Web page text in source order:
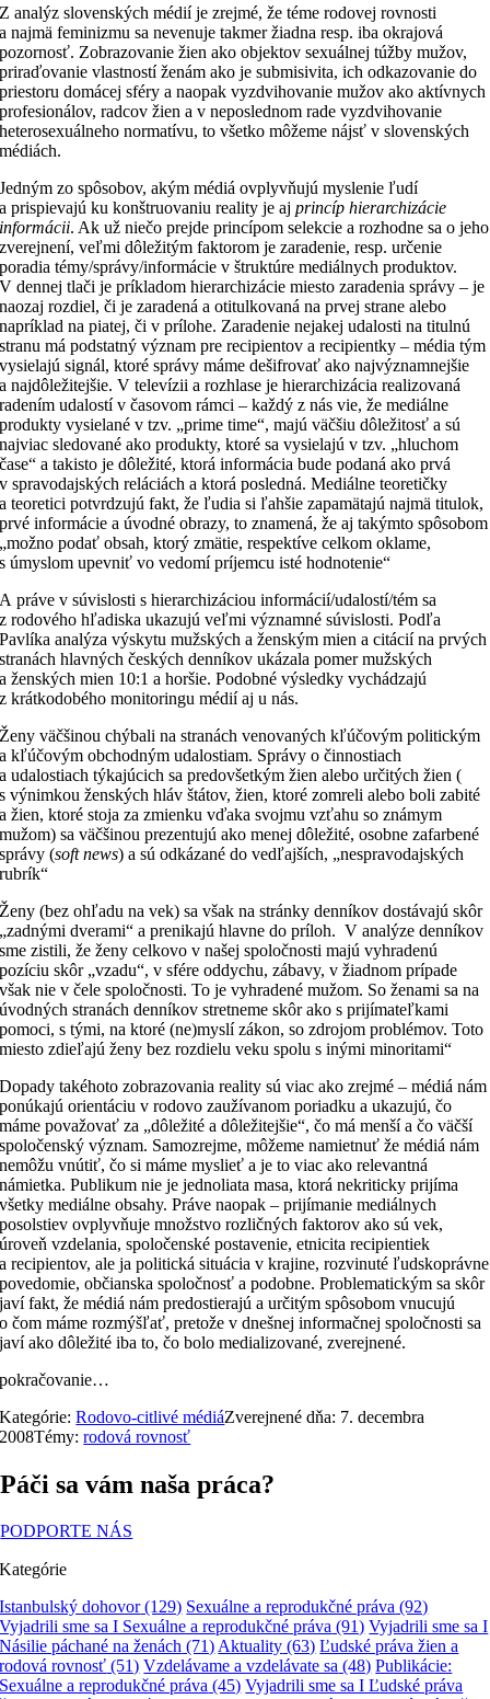
Z analýz slovenských médií je zrejmé, že téme rodovej rovnosti
a najmä feminizmu sa nevenuje takmer žiadna resp. iba okrajová
pozornosť. Zobrazovanie žien ako objektov sexuálnej túžby mužov,
priraďovanie vlastností ženám ako je submisivita, ich odkazovanie do
priestoru domácej sféry a naopak vyzdvihovanie mužov ako aktívnych
profesionálov, radcov žien a v neposlednom rade vyzdvihovanie
heterosexuálneho normatívu, to všetko môžeme nájsť v slovenských
médiách.
Jedným zo spôsobov, akým médiá ovplyvňujú myslenie ľudí
a prispievajú ku konštruovaniu reality je ajprincíp hierarchizácie
informácii. Ak už niečo prejde princípom selekcie a rozhodne sa o jeho
zverejnení, veľmi dôležitým faktorom je zaradenie, resp. určenie
poradia témy/správy/informácie v štruktúre mediálnych produktov.
V dennej tlači je príkladom hierarchizácie miesto zaradenia správy – je
naozaj rozdiel, či je zaradená a otitulkovaná na prvej strane alebo
napríklad na piatej, či v prílohe. Zaradenie nejakej udalosti na titulnú
stranu má podstatný význam pre recipientov a recipientky – média tým
vysielajú signál, ktoré správy máme dešifrovať ako najvýznamnejšie
a najdôležitejšie. V televízii a rozhlase je hierarchizácia realizovaná
radením udalostí v časovom rámci – každý z nás vie, že mediálne
produkty vysielané v tzv. „prime time“, majú väčšiu dôležitosť a sú
najviac sledované ako produkty, ktoré sa vysielajú v tzv. „hluchom
čase“ a takisto je dôležité, ktorá informácia bude podaná ako prvá
v spravodajských reláciách a ktorá posledná. Mediálne teoretičky
a teoretici potvrdzujú fakt, že ľudia si ľahšie zapamätajú najmä titulok,
prvé informácie a úvodné obrazy, to znamená, že aj takýmto spôsobom
„možno podať obsah, ktorý zmätie, respektíve celkom oklame,
s úmyslom upevniť vo vedomí príjemcu isté hodnotenie“
A práve v súvislosti s hierarchizáciou informácií/udalostí/tém sa
z rodového hľadiska ukazujú veľmi významné súvislosti. Podľa
Pavlíka analýza výskytu mužských a ženským mien a citácií na prvých
stranách hlavných českých denníkov ukázala pomer mužských
a ženských mien 10:1 a horšie. Podobné výsledky vychádzajú
z krátkodobého monitoringu médií aj u nás.
Ženy väčšinou chýbali na stranách venovaných kľúčovým politickým
a kľúčovým obchodným udalostiam. Správy o činnostiach
a udalostiach týkajúcich sa predovšetkým žien alebo určitých žien (
s výnimkou ženských hláv štátov, žien, ktoré zomreli alebo boli zabité
a žien, ktoré stoja za zmienku vďaka svojmu vzťahu so známym
mužom) sa väčšinou prezentujú ako menej dôležité, osobne zafarbené
správy (soft news) a sú odkázané do vedľajších, „nespravodajských
rubrík“
Ženy (bez ohľadu na vek) sa však na stránky denníkov dostávajú skôr
„zadnými dverami“ a prenikajú hlavne do príloh. V analýze denníkov
sme zistili, že ženy celkovo v našej spoločnosti majú vyhradenú
pozíciu skôr „vzadu“, v sfére oddychu, zábavy, v žiadnom prípade
však nie v čele spoločnosti. To je vyhradené mužom. So ženami sa na
úvodných stranách denníkov stretneme skôr ako s prijímateľkami
pomoci, s tými, na ktoré (ne)myslí zákon, so zdrojom problémov. Toto
miesto zdieľajú ženy bez rozdielu veku spolu s inými minoritami“
Dopady takéhoto zobrazovania reality sú viac ako zrejmé – médiá nám
ponúkajú orientáciu v rodovo zaužívanom poriadku a ukazujú, čo
máme považovať za „dôležité a dôležitejšie“, čo má menší a čo väčší
spoločenský význam. Samozrejme, môžeme namietnuť že médiá nám
nemôžu vnútiť, čo si máme myslieť a je to viac ako relevantná
námietka. Publikum nie je jednoliata masa, ktorá nekriticky prijíma
všetky mediálne obsahy. Práve naopak – prijímanie mediálnych
posolstiev ovplyvňuje množstvo rozličných faktorov ako sú vek,
úroveň vzdelania, spoločenské postavenie, etnicita recipientiek
a recipientov, ale ja politická situácia v krajine, rozvinuté ľudskoprávne
povedomie, občianska spoločnosť a podobne. Problematickým sa skôr
javí fakt, že médiá nám predostierajú a určitým spôsobom vnucujú
o čom máme rozmýšľať, pretože v dnešnej informačnej spoločnosti sa
javí ako dôležité iba to, čo bolo medializované, zverejnené.
pokračovanie…
Kategórie:Rodovo-citlivé médiáZverejnené dňa: 7. decembra
2008Témy:rodová rovnosť
Páči sa vám naša práca?
PODPORTE NÁS
Kategórie
Istanbulský dohovor(129) Sexuálne a reprodukčné práva (92)
Vyjadrili sme sa I Sexuálne a reprodukčné práva (91) Vyjadrili sme sa I
Násilie páchané na ženách (71) Aktuality (63) Ľudské práva žien a
rodová rovnosť (51) Vzdelávame a vzdelávate sa (48) Publikácie:
Sexuálne a reprodukčné práva (45) Vyjadrili sme sa I Ľudské práva